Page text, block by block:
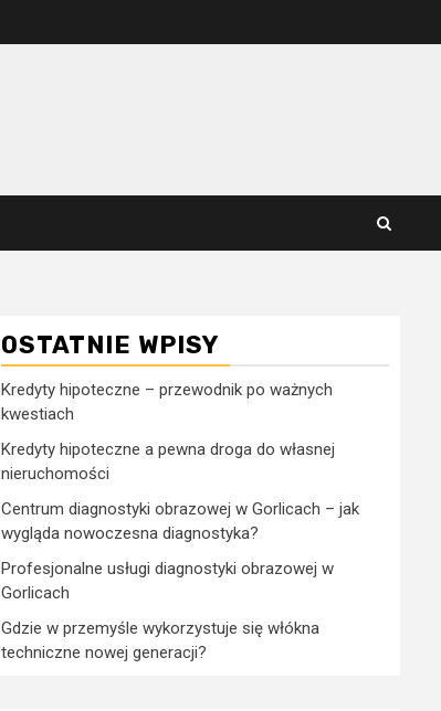
OSTATNIE WPISY
Kredyty hipoteczne – przewodnik po ważnych
kwestiach
Kredyty hipoteczne a pewna droga do własnej
nieruchomości
Centrum diagnostyki obrazowej w Gorlicach – jak
wygląda nowoczesna diagnostyka?
Profesjonalne usługi diagnostyki obrazowej w
Gorlicach
Gdzie w przemyśle wykorzystuje się włókna
techniczne nowej generacji?